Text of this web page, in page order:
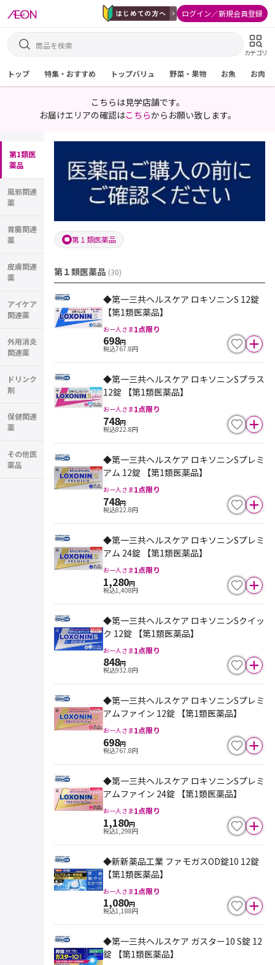
ログイン／新規会員登録
カテゴリ
トップ 特集・おすすめ トップバリュ 野菜・果物 お魚 お肉
こちらは見学店舗です。
お届けエリアの確認はこちらからお願い致します。
第1類医
薬品
風邪関連
薬
胃腸関連
薬
皮膚関連
薬
アイケア
関連薬
外用消炎
関連薬
ドリンク
剤
保健関連
薬
その他医
薬品
第１類医薬品
第１類医薬品 (30)
◆第一三共ヘルスケア ロキソニンS 12錠
【第1類医薬品】
お一人さま1点限り
698円
税込767.8円
◆第一三共ヘルスケア ロキソニンSプラス
12錠 【第1類医薬品】
お一人さま1点限り
748円
税込822.8円
◆第一三共ヘルスケア ロキソニンSプレミ
アム 12錠 【第1類医薬品】
お一人さま1点限り
748円
税込822.8円
◆第一三共ヘルスケア ロキソニンSプレミ
アム 24錠 【第1類医薬品】
お一人さま1点限り
1,280円
税込1,408円
◆第一三共ヘルスケア ロキソニンSクイッ
ク 12錠 【第1類医薬品】
お一人さま1点限り
848円
税込932.8円
◆第一三共ヘルスケア ロキソニンSプレミ
アムファイン 12錠 【第1類医薬品】
お一人さま1点限り
698円
税込767.8円
◆第一三共ヘルスケア ロキソニンSプレミ
アムファイン 24錠 【第1類医薬品】
お一人さま1点限り
1,180円
税込1,298円
◆新新薬品工業 ファモガスOD錠10 12錠
【第1類医薬品】
お一人さま1点限り
1,080円
税込1,188円
◆第一三共ヘルスケア ガスター10 S錠 12
錠 【第1類医薬品】